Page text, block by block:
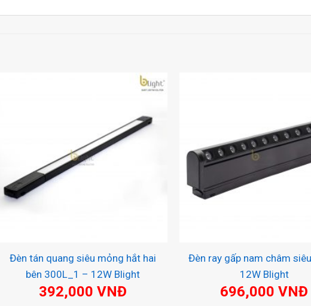
Đèn tán quang siêu mỏng hắt hai
bên 300L_1 – 12W Blight
392,000 VNĐ
Đèn ray gấp nam châm
12W Blight
696,000VNĐ